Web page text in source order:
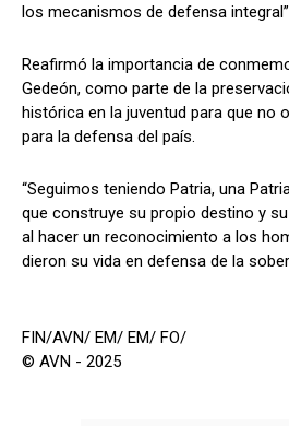
los mecanismos de defensa
Reafirmó la importancia de
Gedeón, como parte de la
histórica en la juventud para que no
para la defensa del país.
“Seguimos teniendo Patria, una
que construye su propio destino y
al hacer un reconocimiento a los
dieron su vida en defensa de la
FIN/AVN/ EM/ EM/ FO/
© AVN - 2025